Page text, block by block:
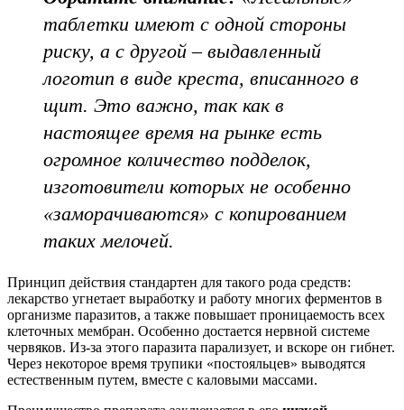
таблетки имеют с одной стороны
риску, а с другой – выдавленный
логотип в виде креста, вписанного в
щит. Это важно, так как в
настоящее время на рынке есть
огромное количество подделок,
изготовители которых не особенно
«заморачиваются» с копированием
таких мелочей.
Принцип действия стандартен для такого рода средств:
лекарство угнетает выработку и работу многих ферментов в
организме паразитов, а также повышает проницаемость всех
клеточных мембран. Особенно достается нервной системе
червяков. Из-за этого паразита парализует, и вскоре он гибнет.
Через некоторое время трупики «постояльцев» выводятся
естественным путем, вместе с каловыми массами.